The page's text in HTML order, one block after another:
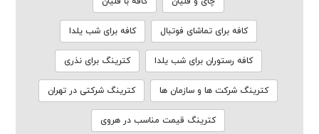
کافه برای تماشای فوتبال کافه برای شب یلدا
کافه رستوران برای شب یلدا کترینگ برای نذری
کترینگ شرکت ها و سازمان ها کترینگ شرکتی در تهران
کترینگ قیمت مناسب در هروی